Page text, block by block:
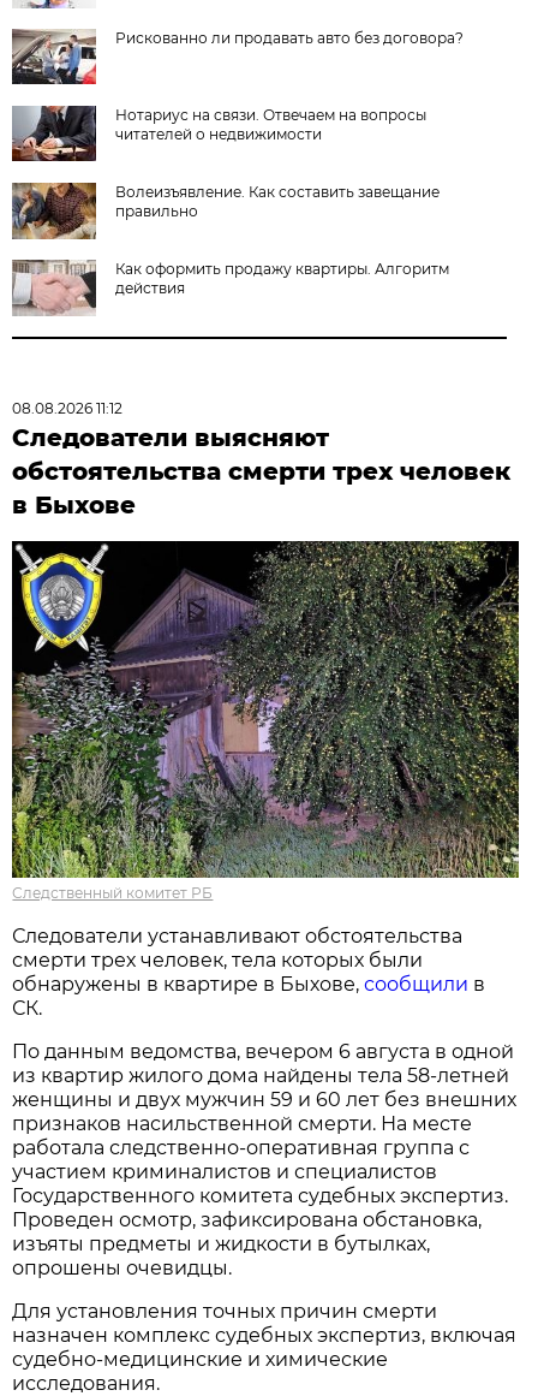
Рискованно ли продавать авто без договора?
Нотариус на связи. Отвечаем на вопросы
читателей о недвижимости
Волеизъявление. Как составить завещание
правильно
Как оформить продажу квартиры. Алгоритм
действия
08.08.2026 11:12
Следователи выясняют
обстоятельства смерти трех человек
в Быхове
Следственный комитет РБ
Следователи устанавливают обстоятельства
смерти трех человек, тела которых были
обнаружены в квартире в Быхове,сообщили в
СК.
По данным ведомства, вечером 6 августа в одной
из квартир жилого дома найдены тела 58-летней
женщины и двух мужчин 59 и 60 лет без внешних
признаков насильственной смерти. На месте
работала следственно-оперативная группа с
участием криминалистов и специалистов
Государственного комитета судебных экспертиз.
Проведен осмотр, зафиксирована обстановка,
изъяты предметы и жидкости в бутылках,
опрошены очевидцы.
Для установления точных причин смерти
назначен комплекс судебных экспертиз, включая
судебно-медицинские и химические
исследования.